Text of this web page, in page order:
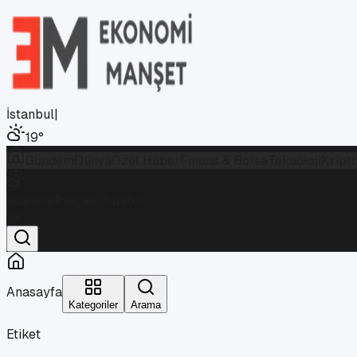
İstanbul|
19°
Anasayfa
Kategoriler Arama
Etiket